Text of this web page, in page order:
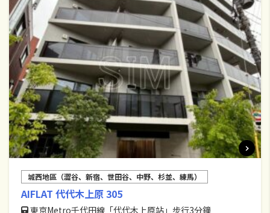
城西地區（澀谷、新宿、世田谷、中野、杉並、練馬）
AIFLAT 代代木上原 305
東京Metro千代田線「代代木上原站」步行3分鐘